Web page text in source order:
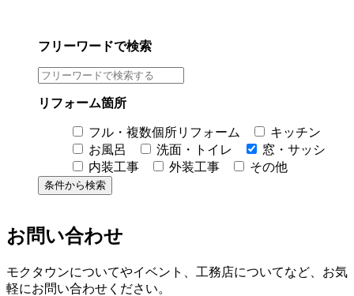
フリーワードで検索
リフォーム箇所
フル・複数個所リフォーム
キッチン
お風呂
洗面・トイレ
窓・サッシ
内装工事
外装工事 その他
お問い合わせ
モクタウンについてやイベント、工務店についてなど、お気
軽にお問い合わせください。